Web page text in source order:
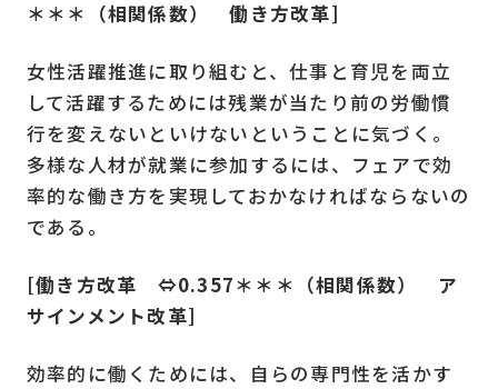
＊＊＊（相関係数） 働き方改革]
女性活躍推進に取り組むと、仕事と育児を両立
して活躍するためには残業が当たり前の労働慣
行を変えないといけないということに気づく。
多様な人材が就業に参加するには、フェアで効
率的な働き方を実現しておかなければならないの
である。
[働き方改革 ⇔0.357＊＊＊（相関係数） ア
サインメント改革]
効率的に働くためには、自らの専門性を活かす